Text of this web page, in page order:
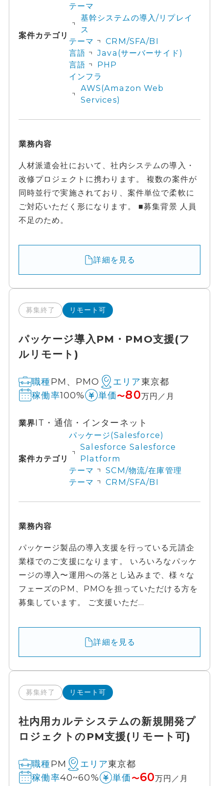
案件カテゴリ
テーマ
基幹システムの導入/リプレイ
ス
テーマ
CRM/SFA/BI
言語
Java(サーバーサイド)
言語
PHP
インフラ
AWS(Amazon Web
Services)
業務内容
人材派遣会社において、社内システムの導入・
改修プロジェクトに携わります。 複数の案件が
同時並行で実施されており、案件単位で柔軟に
ご対応いただく形になります。 ■募集背景 人員
不足のため。
詳細を見る
募集終了 リモート可
パッケージ導入PM・PMO支援(フ
ルリモート)
職種PM、PMO エリア東京都
稼働率100% 単価〜80万円／月
業界IT・通信・インターネット
案件カテゴリ
パッケージ(Salesforce)
Salesforce Salesforce
Platform
テーマ
SCM/物流/在庫管理
テーマ
CRM/SFA/BI
業務内容
パッケージ製品の導入支援を行っている元請企
業様でのご支援になります。 いろいろなパッケ
ージの導入〜運用への落とし込みまで、様々な
フェーズのPM、PMOを担っていただける方を
募集しています。 ご支援いただ...
詳細を見る
募集終了 リモート可
社内用カルテシステムの新規開発プ
ロジェクトのPM支援(リモート可)
職種PM エリア東京都
稼働率40~60% 単価 〜60万円／月